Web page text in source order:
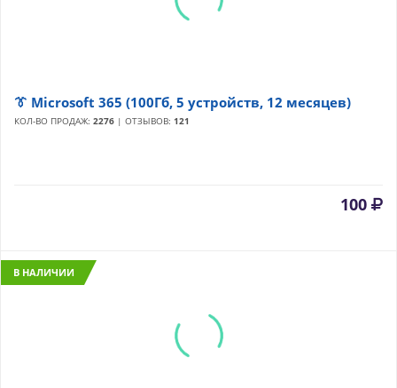
👔 Microsoft 365 (100Гб, 5 устройств, 12 месяцев)
КОЛ-ВО ПРОДАЖ: 2276 | ОТЗЫВОВ: 121
100
В НАЛИЧИИ